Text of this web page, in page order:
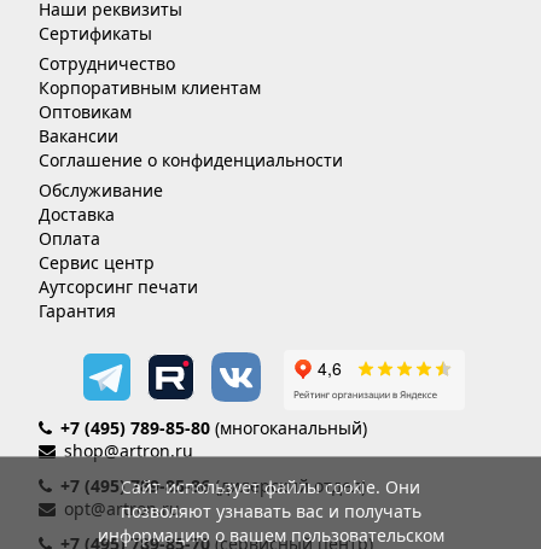
Наши реквизиты
Сертификаты
Сотрудничество
Корпоративным клиентам
Оптовикам
Вакансии
Соглашение о конфиденциальности
Обслуживание
Доставка
Оплата
Сервис центр
Аутсорсинг печати
Гарантия
+7 (495) 789-85-80 (многоканальный)
shop@artron.ru
+7 (495) 789-85-86(дилерский отдел)
opt@artron.ru
+7 (495) 789-85-70 (сервисный центр)
Сайт использует файлы cookie. Они
позволяют узнавать вас и получать
информацию о вашем пользовательском